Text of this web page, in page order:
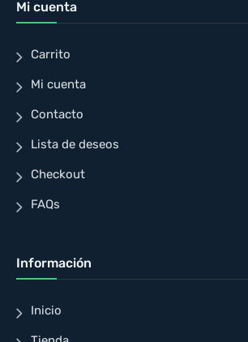
Mi cuenta
Carrito
Mi cuenta
Contacto
Lista de deseos
Checkout
FAQs
Información
Inicio